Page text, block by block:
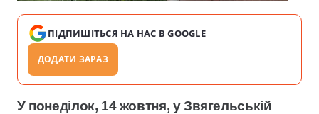
ПІДПИШІТЬСЯ НА НАС В GOOGLE
ДОДАТИ ЗАРАЗ
У понеділок, 14 жовтня, у Звягельській